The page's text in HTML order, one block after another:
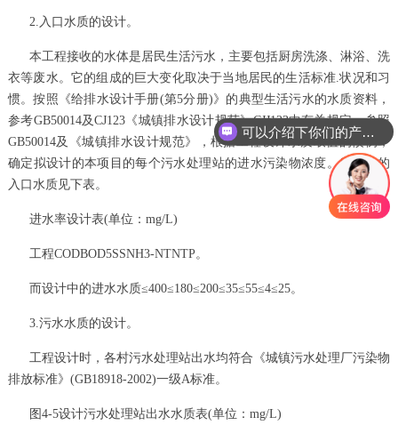
2.入口水质的设计。
本工程接收的水体是居民生活污水，主要包括厨房洗涤、淋浴、洗
衣等废水。它的组成的巨大变化取决于当地居民的生活标准.状况和习
惯。按照《给排水设计手册(第5分册)》的典型生活污水的水质资料，
参考GB50014及CJ123《城镇排水设计规范》CJJ123中有关规定，参照
GB50014及《城镇排水设计规范》，根据工程设计水质取值的惯例，
确定拟设计的本项目的每个污水处理站的进水污染物浓度。所设计的
入口水质见下表。
进水率设计表(单位：mg/L)
工程CODBOD5SSNH3-NTNTP。
而设计中的进水水质≤400≤180≤200≤35≤55≤4≤25。
3.污水水质的设计。
工程设计时，各村污水处理站出水均符合《城镇污水处理厂污染物
排放标准》(GB18918-2002)一级A标准。
图4-5设计污水处理站出水水质表(单位：mg/L)
可以介绍下你们的产品么